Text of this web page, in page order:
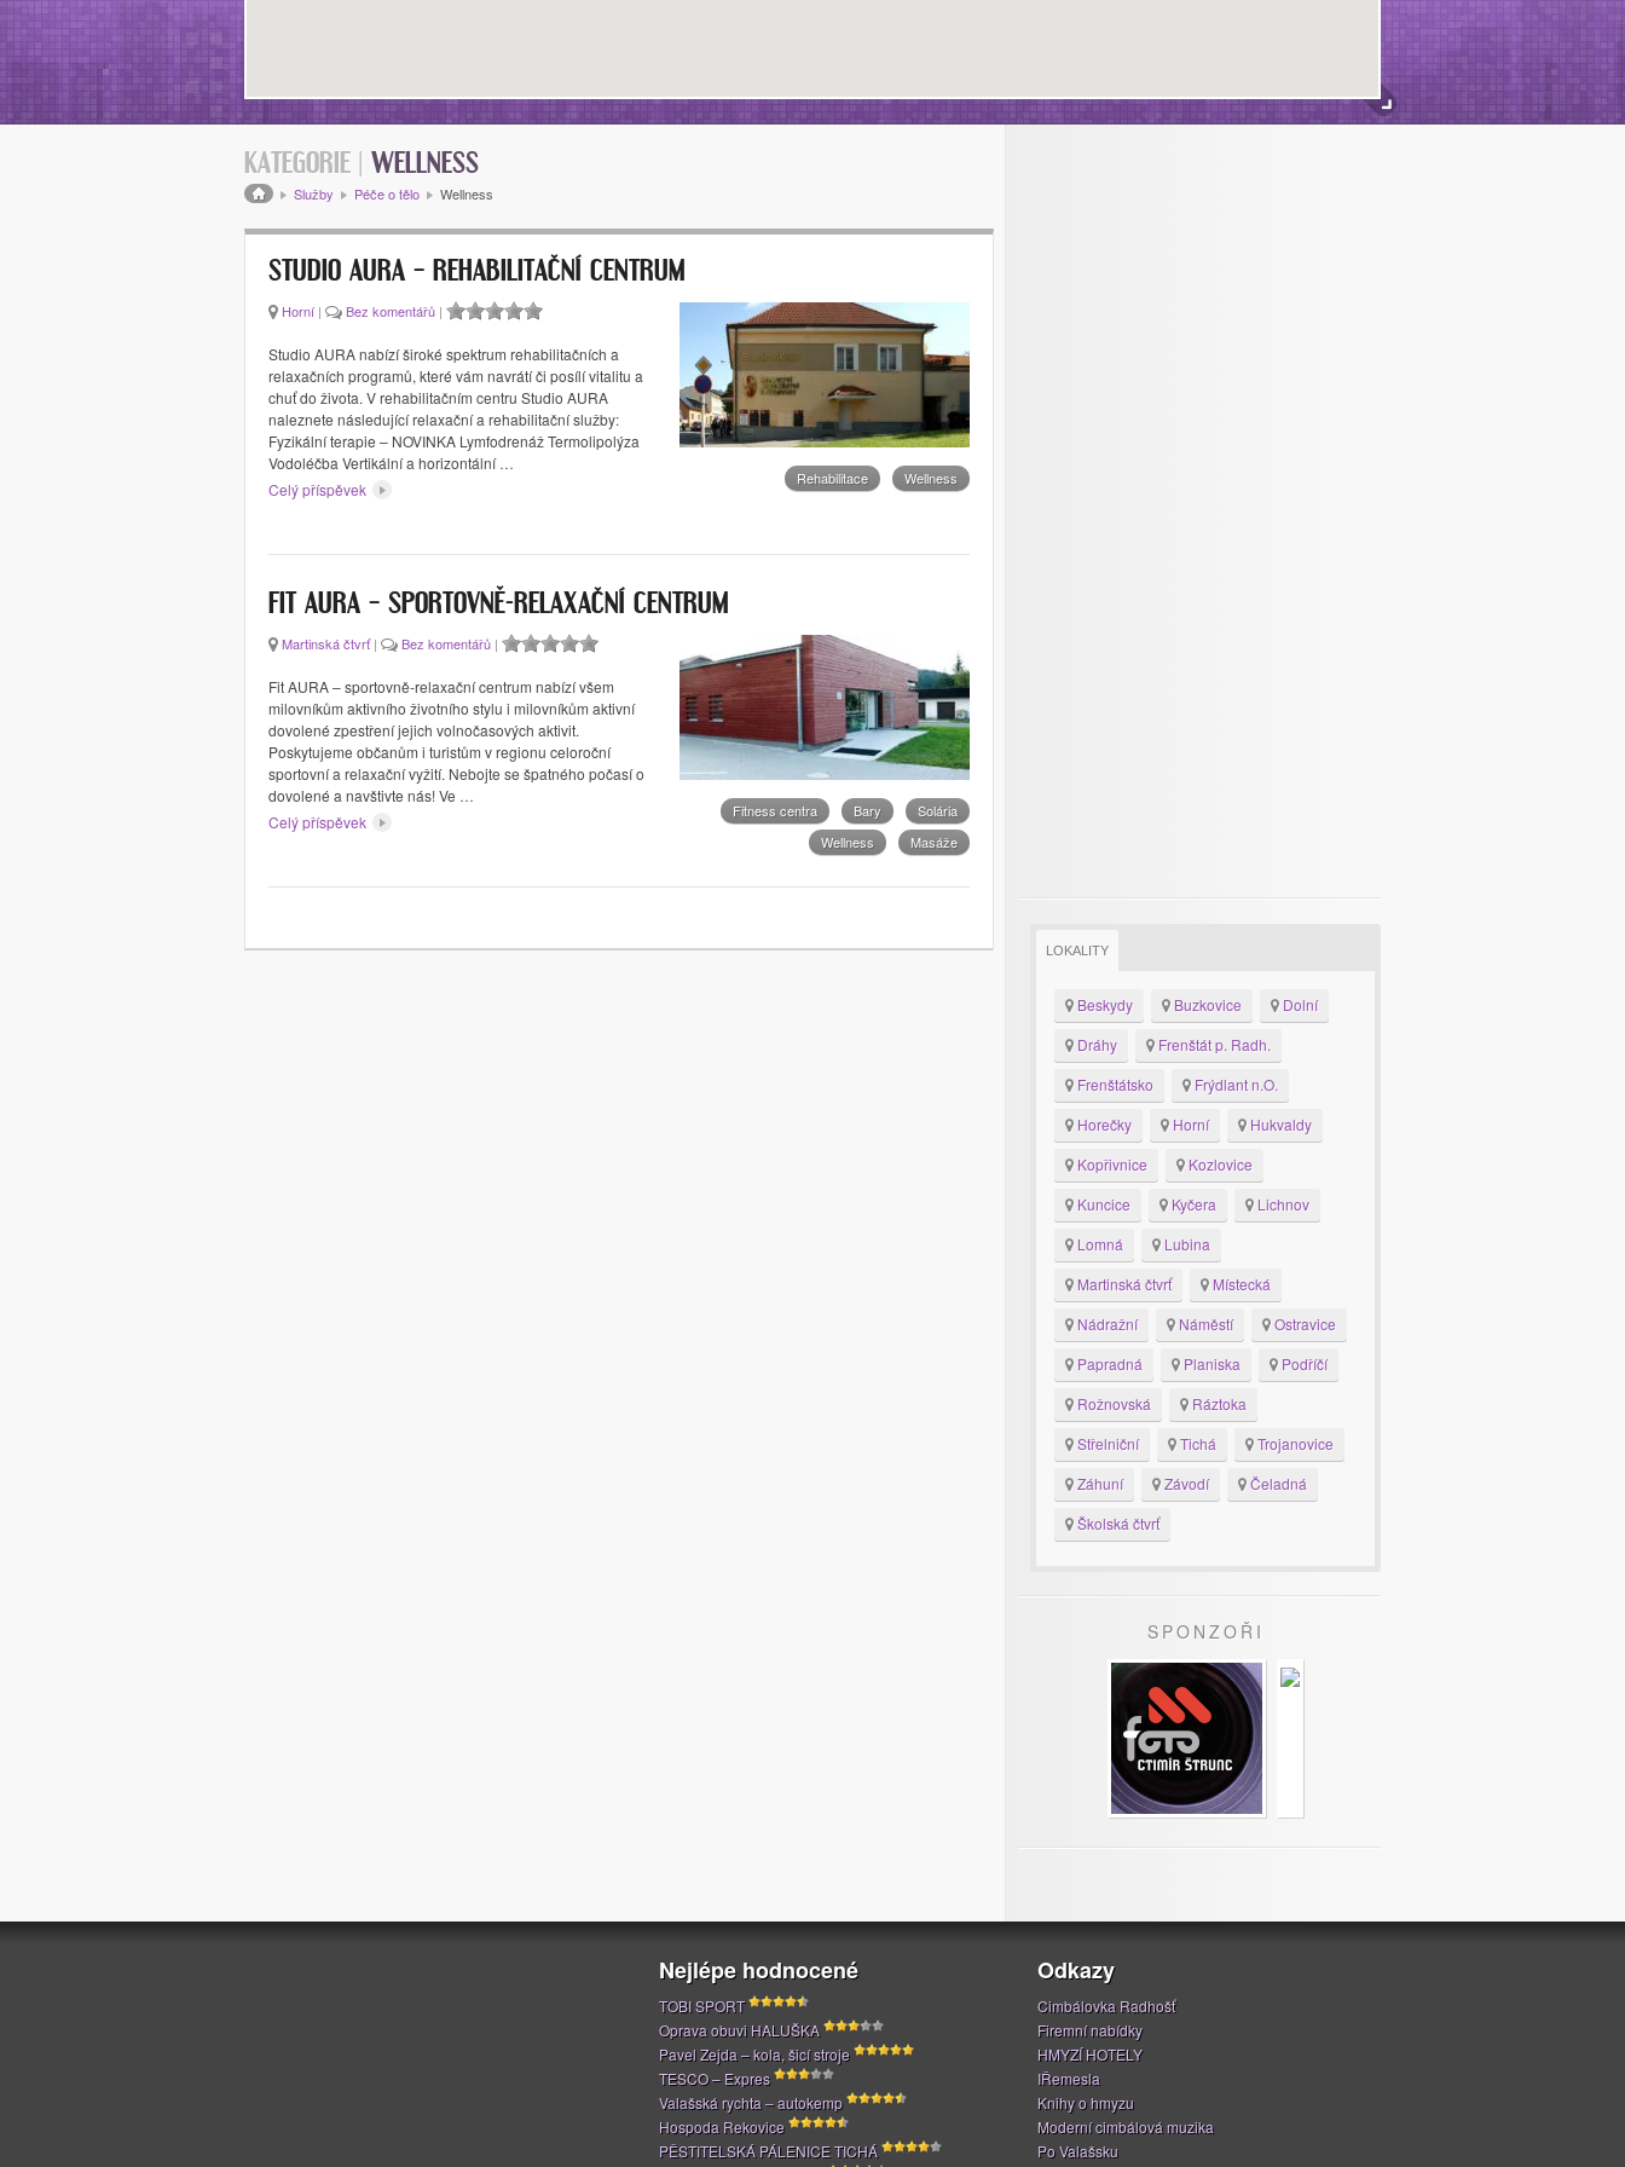
KATEGORIE | WELLNESS
Drobečková navigace
Služby Péče o tělo Wellness
STUDIO AURA – REHABILITAČNÍ CENTRUM
Rehabilitace Wellness
Horní | Bez komentářů |
Studio AURA nabízí široké spektrum rehabilitačních a
relaxačních programů, které vám navrátí či posílí vitalitu a
chuť do života. V rehabilitačním centru Studio AURA
naleznete následující relaxační a rehabilitační služby:
Fyzikální terapie – NOVINKA Lymfodrenáž Termolipolýza
Vodoléčba Vertikální a horizontální …
Celý příspěvek
FIT AURA – SPORTOVNĚ-RELAXAČNÍ CENTRUM
Fitness centra Bary
Solária
Wellness
Masáže
Martinská čtvrť| Bez komentářů |
Fit AURA – sportovně-relaxační centrum nabízí všem
milovníkům aktivního životního stylu i milovníkům aktivní
dovolené zpestření jejich volnočasových aktivit.
Poskytujeme občanům i turistům v regionu celoroční
sportovní a relaxační vyžití. Nebojte se špatného počasí o
dovolené a navštivte nás! Ve …
Celý příspěvek
LOKALITY
Beskydy Buzkovice
Dolní
Dráhy
Frenštát p. Radh.
Frenštátsko
Frýdlant n.O.
Horečky
Horní
Hukvaldy
Kopřivnice
Kozlovice
Kuncice
Kyčera
Lichnov
Lomná
Lubina
Martinská čtvrť
Místecká
Nádražní
Náměstí
Ostravice
Papradná
Planiska
Podříčí
Rožnovská
Ráztoka
Střelniční
Tichá
Trojanovice
Záhuní
Závodí
Čeladná
Školská čtvrť
SPONZOŘI
Nejlépe hodnocené
TOBI SPORT
Oprava obuvi HALUŠKA
Pavel Zejda – kola, šicí stroje
TESCO – Expres
Valašská rychta – autokemp
Hospoda Rekovice
PĚSTITELSKÁ PÁLENICE TICHÁ
Odkazy
Cimbálovka Radhošť
Firemní nabídky
HMYZÍ HOTELY
IŘemesla
Knihy o hmyzu
Moderní cimbálová muzika
Po Valašsku